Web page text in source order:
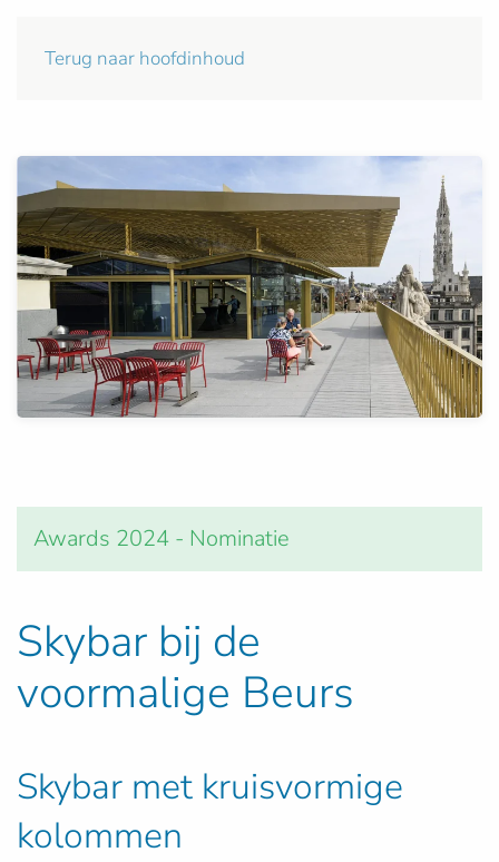
Terug naar hoofdinhoud
Awards 2024 - Nominatie
Skybar bij de
voormalige Beurs
Skybar met kruisvormige
kolommen